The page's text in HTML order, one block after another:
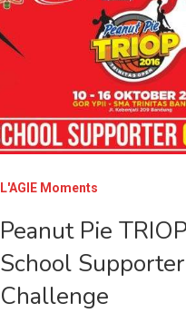
L'AGIE Moments
Peanut Pie
School Supporter
Challenge